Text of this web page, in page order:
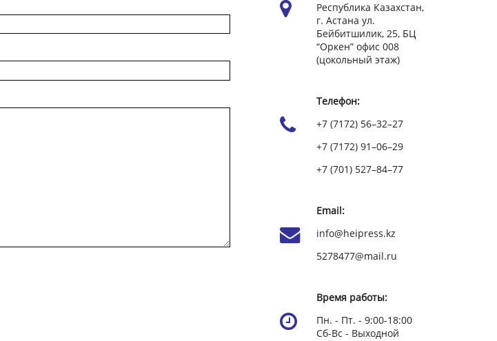
Республика Казахстан,
г. Астана ул.
Бейбитшилик, 25, БЦ
“Оркен” офис 008
(цокольный этаж)
Телефон:
+7 (7172) 56–32–27
+7 (7172) 91–06–29
+7 (701) 527–84–77
Email:
info@heipress.kz
5278477@mail.ru
Время работы:
Пн. - Пт. - 9:00-18:00
Сб-Вс - Выходной